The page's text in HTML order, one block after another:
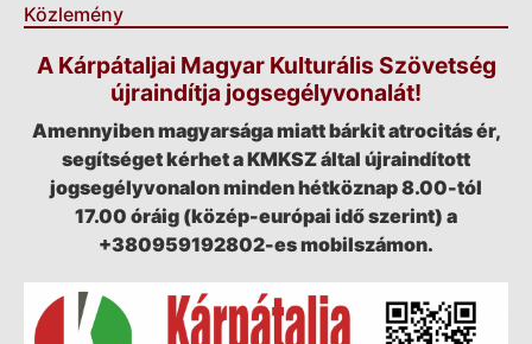
Közlemény
A Kárpátaljai Magyar Kulturális Szövetség
újraindítja jogsegélyvonalát!
Amennyiben magyarsága miatt bárkit atrocitás ér,
segítséget kérhet a KMKSZ által újraindított
jogsegélyvonalon minden hétköznap 8.00-tól
17.00 óráig (közép-európai idő szerint) a
+380959192802-es mobilszámon.